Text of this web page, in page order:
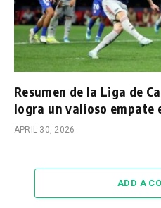
Resumen de la Liga de
logra un valioso empate
APRIL 30, 2026
ADD A